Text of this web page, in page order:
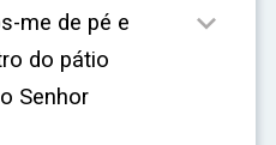
me de pé e
do pátio
Senhor
